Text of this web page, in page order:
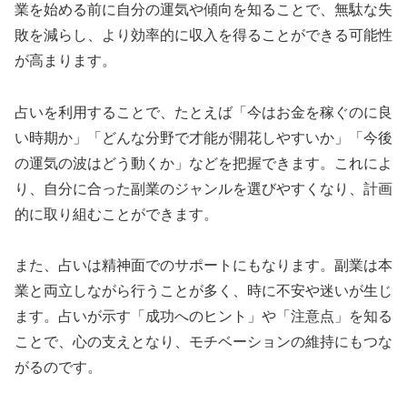
業を始める前に自分の運気や傾向を知ることで、無駄な失
敗を減らし、より効率的に収入を得ることができる可能性
が高まります。
占いを利用することで、たとえば「今はお金を稼ぐのに良
い時期か」「どんな分野で才能が開花しやすいか」「今後
の運気の波はどう動くか」などを把握できます。これによ
り、自分に合った副業のジャンルを選びやすくなり、計画
的に取り組むことができます。
また、占いは精神面でのサポートにもなります。副業は本
業と両立しながら行うことが多く、時に不安や迷いが生じ
ます。占いが示す「成功へのヒント」や「注意点」を知る
ことで、心の支えとなり、モチベーションの維持にもつな
がるのです。